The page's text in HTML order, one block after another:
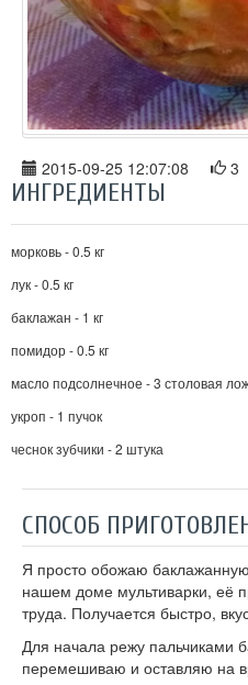
2015-09-25 12:07:08 3
ИНГРЕДИЕНТЫ
морковь - 0.5 кг
лук - 0.5 кг
баклажан - 1 кг
помидор - 0.5 кг
масло подсолнечное - 3 столовая
укроп - 1 пучок
чеснок зубчики - 2 штука
СПОСОБ
Я просто обожаю
нашем доме мультиварки, её
труда. Получается быстро,
Для начала режу пальчиками
перемешиваю и оставляю на